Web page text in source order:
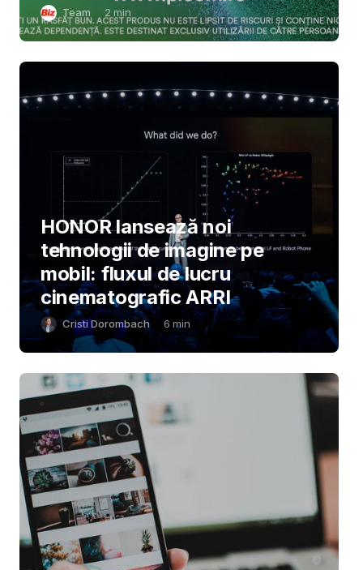
Team 2 min
HONOR lansează noi
tehnologii de imagine pe
mobil: fluxul de lucru
cinematografic ARRI
Cristi Dorombach 6 min